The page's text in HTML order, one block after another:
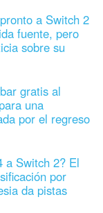
a Switch 2
fuente, pero
sobre su
gratis al
una
por el regreso
a Switch 2? El
por
da pistas